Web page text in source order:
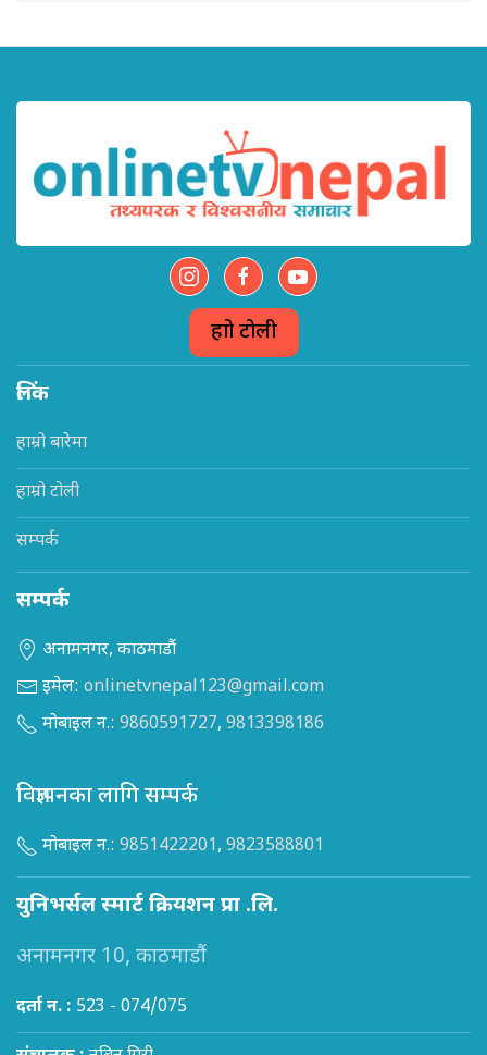
हाम्रो टोली
लिंक
हाम्रो बारेमा
हाम्रो टोली
सम्पर्क
सम्पर्क
अनामनगर, काठमाडौं
इमेल: onlinetvnepal123@gmail.com
मोबाइल न.: 9860591727, 9813398186
विज्ञापनका लागि सम्पर्क
मोबाइल न.: 9851422201, 9823588801
युनिभर्सल स्मार्ट क्रियशन प्रा .लि.
अनामनगर 10, काठमाडौं
दर्ता न. : 523 - 074/075